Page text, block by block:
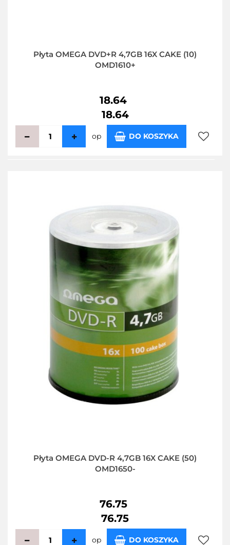
Płyta OMEGA DVD+R 4,7GB 16X CAKE (10)
OMD1610+
18.64
18.64
op DO KOSZYKA
Płyta OMEGA DVD-R 4,7GB 16X CAKE (50)
OMD1650-
76.75
76.75
op DO KOSZYKA